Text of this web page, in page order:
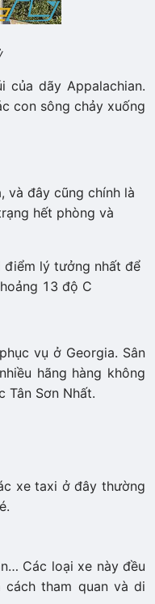
của dãy Appalachian.
con sông chảy xuống
và đây cũng chính là
hết phòng và
điểm lý tưởng nhất để
13 độ C
vụ ở Georgia. Sân
hãng hàng không
Tân Sơn Nhất.
xe taxi ở đây thường
Các loại xe này đều
tham quan và di